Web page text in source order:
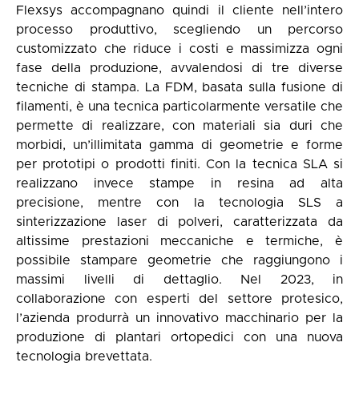
Flexsys accompagnano quindi il cliente nell’intero
processo produttivo, scegliendo un percorso
customizzato che riduce i costi e massimizza ogni
fase della produzione, avvalendosi di tre diverse
tecniche di stampa. La FDM, basata sulla fusione di
filamenti, è una tecnica particolarmente versatile che
permette di realizzare, con materiali sia duri che
morbidi, un’illimitata gamma di geometrie e forme
per prototipi o prodotti finiti. Con la tecnica SLA si
realizzano invece stampe in resina ad alta
precisione, mentre con la tecnologia SLS a
sinterizzazione laser di polveri, caratterizzata da
altissime prestazioni meccaniche e termiche, è
possibile stampare geometrie che raggiungono i
massimi livelli di dettaglio. Nel 2023, in
collaborazione con esperti del settore protesico,
l’azienda produrrà un innovativo macchinario per la
produzione di plantari ortopedici con una nuova
tecnologia brevettata.